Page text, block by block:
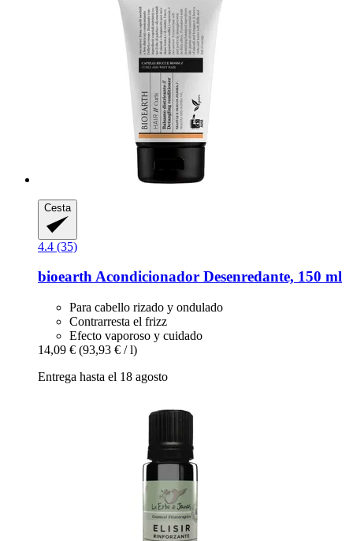
Cesta
4.4 (35)
bioearthAcondicionador Desenredante, 150 ml
Para cabello rizado y ondulado
Contrarresta el frizz
Efecto vaporoso y cuidado
14,09 € (93,93 € / l)
Entrega hasta el 18 agosto